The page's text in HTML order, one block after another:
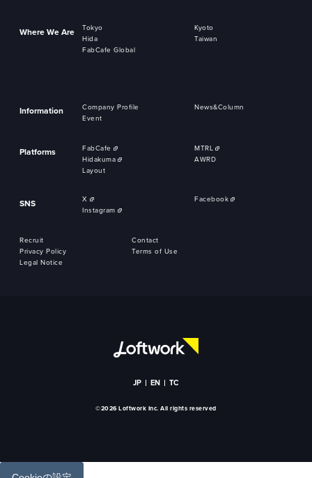
Where We Are Tokyo
Kyoto
Hida
Taiwan
FabCafe Global
Information Company Profile
News&Column
Event
Platforms FabCafe
MTRL
Hidakuma
AWRD
Layout
SNS X
Facebook
Instagram
Recruit
Contact
Privacy Policy
Terms of Use
Legal Notice
JP EN TC
©2026 Loftwork Inc. All rights reserved